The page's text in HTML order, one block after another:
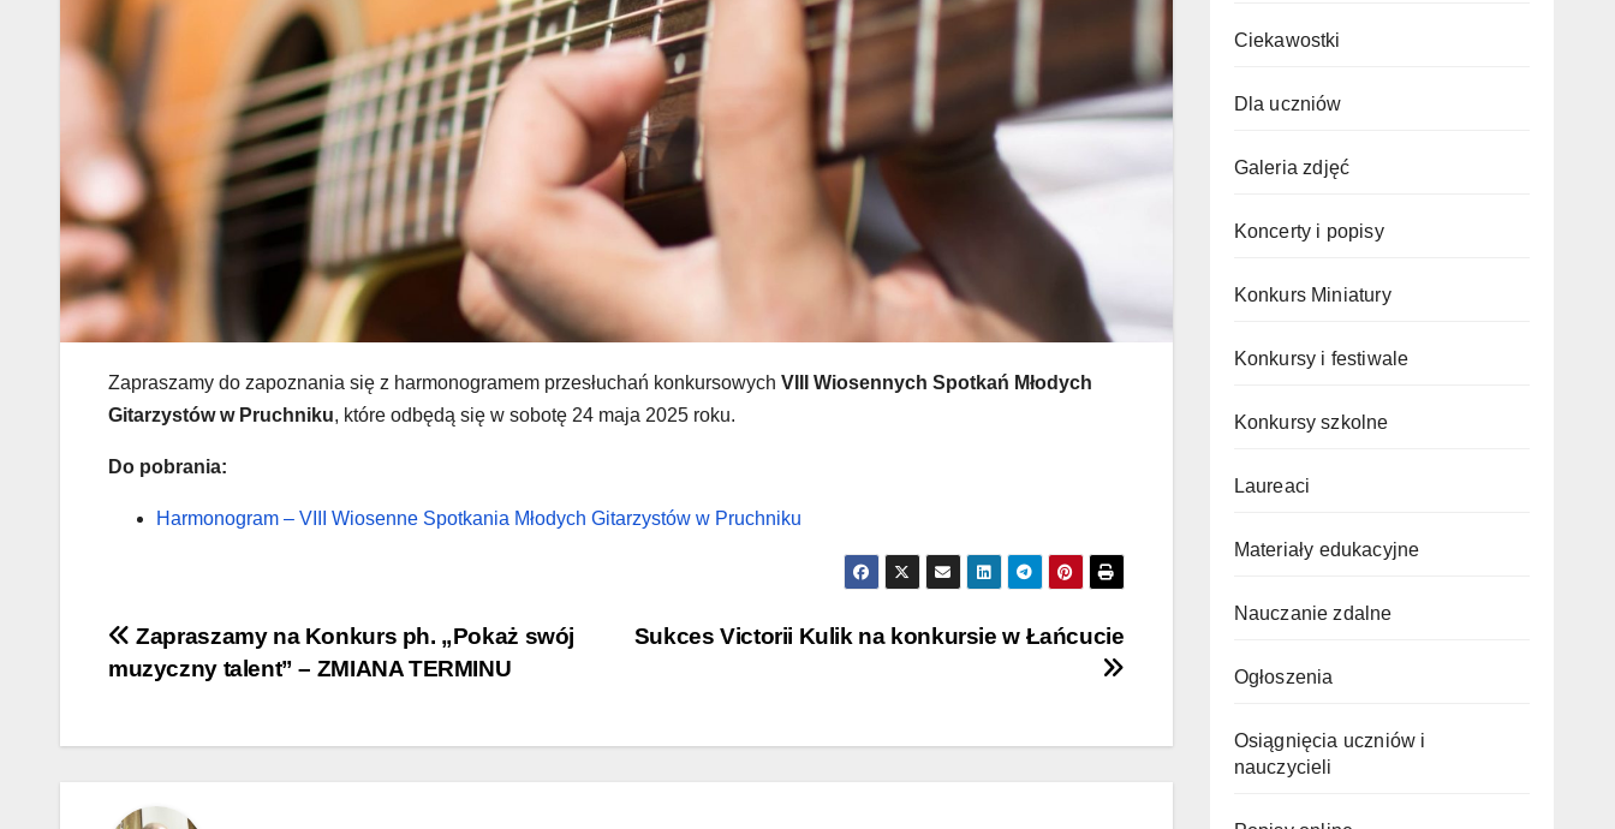
Zapraszamy do zapoznania się z harmonogramem przesłuchań konkursowych VIII Wiosennych Spotkań Młodych
Gitarzystów w Pruchniku, które odbędą się w sobotę 24 maja 2025 roku.
Do pobrania:
Harmonogram – VIII Wiosenne Spotkania Młodych Gitarzystów w Pruchniku
Nawigacja
wpisu
Sukces Victorii Kulik na konkursie w Łańcucie
Zapraszamy na Konkurs ph. „Pokaż swój
muzyczny talent” – ZMIANA TERMINU
Ciekawostki
Dla uczniów
Galeria zdjęć
Koncerty i popisy
Konkurs Miniatury
Konkursy i festiwale
Konkursy szkolne
Laureaci
Materiały edukacyjne
Nauczanie zdalne
Ogłoszenia
Osiągnięcia uczniów i
nauczycieli